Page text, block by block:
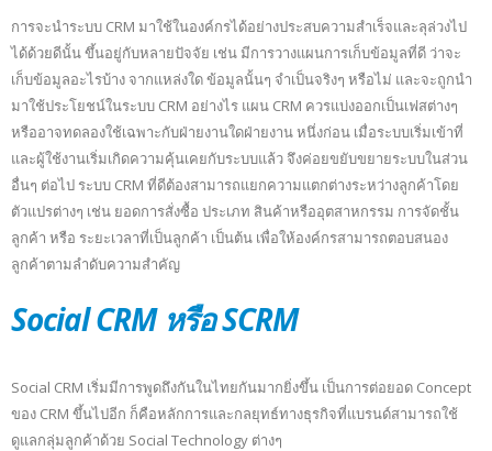
การจะนำระบบ CRM มาใช้ในองค์กรได้อย่างประสบความสำเร็จและลุล่วงไป
ได้ด้วยดีนั้น ขึ้นอยู่กับหลายปัจจัย เช่น มีการวางแผนการเก็บข้อมูลที่ดี ว่าจะ
เก็บข้อมูลอะไรบ้าง จากแหล่งใด ข้อมูลนั้นๆ จำเป็นจริงๆ หรือไม่ และจะถูกนำ
มาใช้ประโยชน์ในระบบ CRM อย่างไร แผน CRM ควรแบ่งออกเป็นเฟสต่างๆ
หรืออาจทดลองใช้เฉพาะกับฝ่ายงานใดฝ่ายงาน หนึ่งก่อน เมื่อระบบเริ่มเข้าที่
และผู้ใช้งานเริ่มเกิดความคุ้นเคยกับระบบแล้ว จึงค่อยขยับขยายระบบในส่วน
อื่นๆ ต่อไป ระบบ CRM ที่ดีต้องสามารถแยกความแตกต่างระหว่างลูกค้าโดย
ตัวแปรต่างๆ เช่น ยอดการสั่งซื้อ ประเภท สินค้าหรืออุตสาหกรรม การจัดชั้น
ลูกค้า หรือ ระยะเวลาที่เป็นลูกค้า เป็นต้น เพื่อให้องค์กรสามารถตอบสนอง
ลูกค้าตามลำดับความสำคัญ
Social CRM หรือ SCRM
Social CRM เริ่มมีการพูดถึงกันในไทยกันมากยิ่งขึ้น เป็นการต่อยอด Concept
ของ CRM ขึ้นไปอีก ก็คือหลักการและกลยุทธ์ทางธุรกิจที่แบรนด์สามารถใช้
ดูแลกลุ่มลูกค้าด้วย Social Technology ต่างๆ